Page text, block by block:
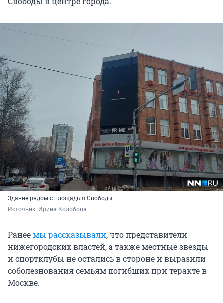
Здание рядом с площадью Свободы
Источник: Ирина Колобова
Ранеемы рассказывали, что представители
нижегородских властей, а также местные звезды
и спортклубы не остались в стороне и выразили
соболезнования семьям погибших при теракте в
Москве.